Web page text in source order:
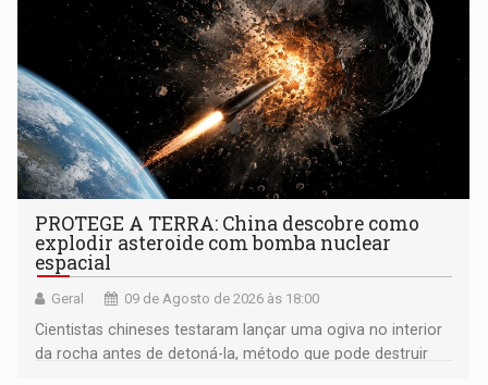
PROTEGE A TERRA: China descobre como
explodir asteroide com bomba nuclear
espacial
Geral 09 de Agosto de 2026 às 18:00
Cientistas chineses testaram lançar uma ogiva no interior
da rocha antes de detoná-la, método que pode destruir